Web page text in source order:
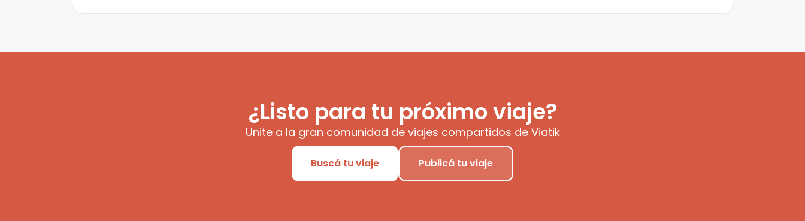
¿Listo para tu próximo viaje?
Unite a la gran comunidad de viajes compartidos de Viatik
Buscá tu viaje Publicá tu viaje